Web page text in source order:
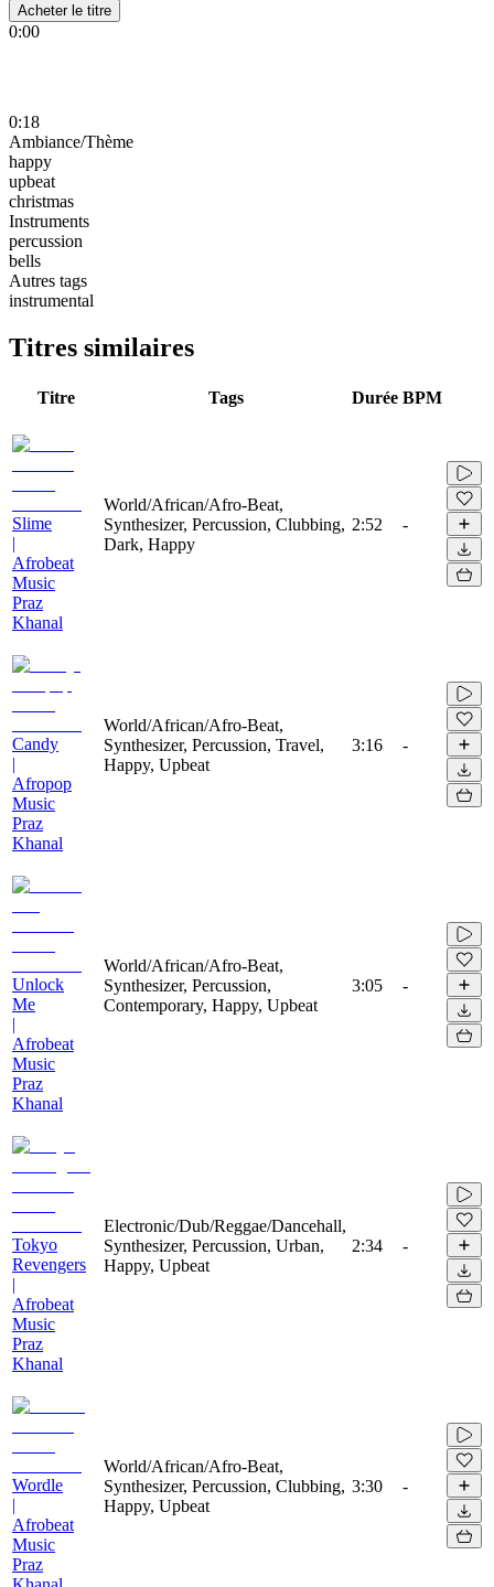
Acheter le titre
0:00
0:18
Ambiance/Thème
happy
upbeat
christmas
Instruments
percussion
bells
Autres tags
instrumental
Titres similaires
Titre Tags Durée BPM
Slime
|
Afrobeat
Music
Praz
Khanal
World/African/Afro-Beat,
Synthesizer, Percussion, Clubbing,
Dark, Happy
2:52 -
Candy
|
Afropop
Music
Praz
Khanal
World/African/Afro-Beat,
Synthesizer, Percussion, Travel,
Happy, Upbeat
3:16 -
Unlock
Me
|
Afrobeat
Music
Praz
Khanal
World/African/Afro-Beat,
Synthesizer, Percussion,
Contemporary, Happy, Upbeat
3:05 -
Tokyo
Revengers
|
Afrobeat
Music
Praz
Khanal
Electronic/Dub/Reggae/Dancehall,
Synthesizer, Percussion, Urban,
Happy, Upbeat
2:34 -
Wordle
|
Afrobeat
Music
Praz
World/African/Afro-Beat,
Synthesizer, Percussion, Clubbing,
Happy, Upbeat
3:30 -